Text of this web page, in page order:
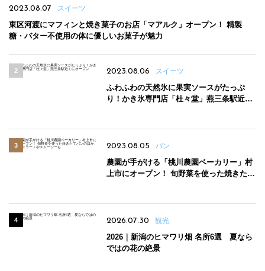
2023.08.07 スイーツ
東区河渡にマフィンと焼き菓子のお店「マアルク」オープン！ 精製
糖・バター不使用の体に優しいお菓子が魅力
2023.08.06 スイーツ
ふわふわの天然氷に果実ソースがたっぷ
り！かき氷専門店「杜々堂」燕三条駅近く
2023.08.05 パン
農園が手がける「桃川農園ベーカリー」村
上市にオープン！ 旬野菜を使った焼きたて
2026.07.30 観光
2026｜新潟のヒマワリ畑 名所6選 夏なら
ではの花の絶景